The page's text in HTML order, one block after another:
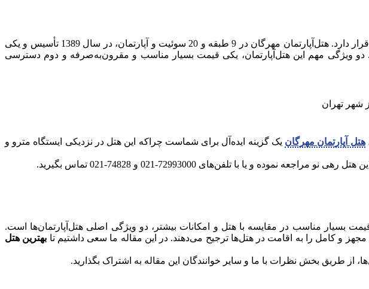
آخرین هتل آپارتمانی که قصد داریم در این مقاله به شما معرفی کنیم، در مرکز شهر تهران و در میدان فردوسی قرار دارد. هتل‌آپارتمان مهرگان در 9 طبقه و 20 سوئیت و آپارتمان، در سال 1389 تأسیس و یکی
دو ویژگی مهم این هتل‌آپارتمان، یکی قیمت بسیار مناسب و مقرون‌به‌صرفه و دوم دسترسی
هتل‌ آپارتمان مهرگان یک گزینه ایده‌آل برای شماست چراکه این هتل در نزدیکی ایستگاه مترو و
با تلفن‌های 72993000-021 و 74828-021 تماس بگیرید.
بسیار مناسب در مقایسه با هتل و امکانات بیشتر، دو ویژگی اصلی هتل‌آپارتمان‌ها است.
و کامل را به اقامت در هتل‌ها ترجیح می‌دهند. در این مقاله ما سعی داشتیم تا بهترین هتل‌
از طریق بخش نظرات با ما و سایر خوانندگان این مقاله به اشتراک بگذارید.